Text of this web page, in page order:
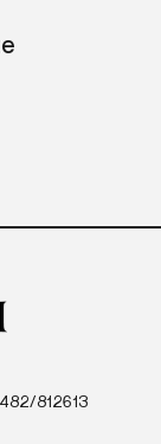
812613